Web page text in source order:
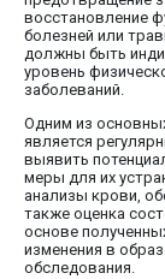
восстановление
болезней или
должны быть
уровень
заболеваний.
Одним из
является
выявить
меры для их
анализы крови,
также оценка
основе
изменения в
обследования.